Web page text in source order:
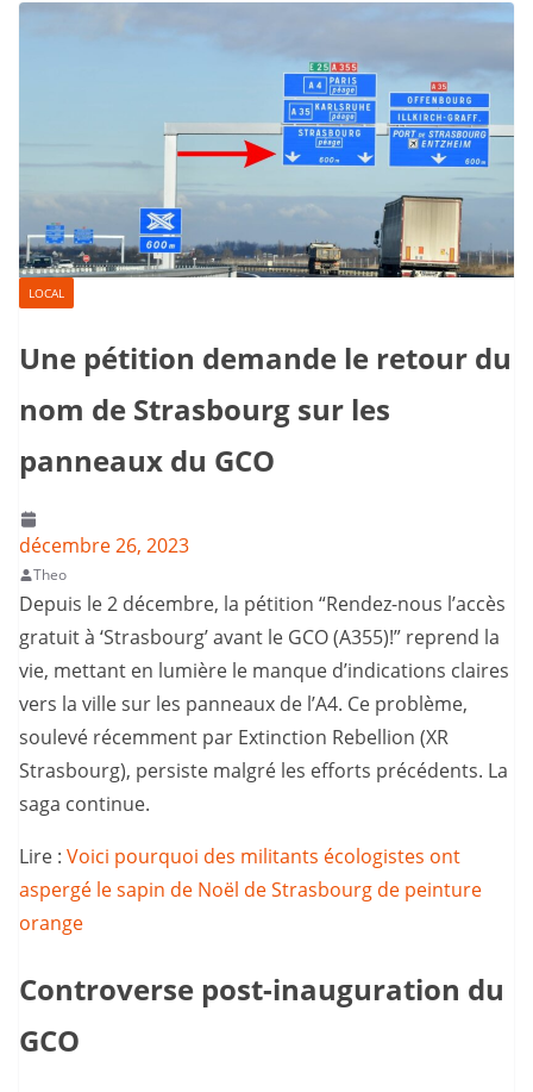
LOCAL
Une pétition demande le retour du
nom de Strasbourg sur les
panneaux du GCO
décembre 26, 2023
Theo
Depuis le 2 décembre, la pétition “Rendez-nous l’accès
gratuit à ‘Strasbourg’ avant le GCO (A355)!” reprend la
vie, mettant en lumière le manque d’indications claires
vers la ville sur les panneaux de l’A4. Ce problème,
soulevé récemment par Extinction Rebellion (XR
Strasbourg), persiste malgré les efforts précédents. La
saga continue.
Lire : Voici pourquoi des militants écologistes ont
aspergé le sapin de Noël de Strasbourg de peinture
orange
Controverse post-inauguration du
GCO